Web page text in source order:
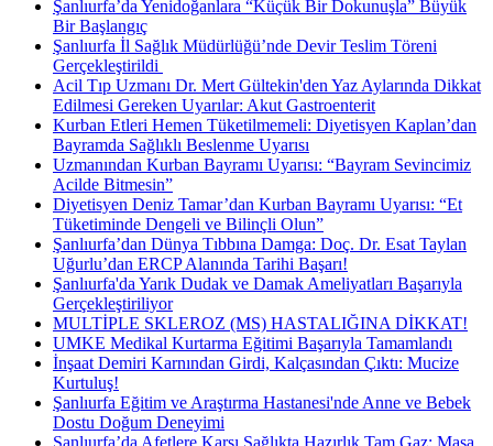
Şanlıurfa’da Yenidoğanlara “Küçük Bir Dokunuşla” Büyük
Bir Başlangıç
Şanlıurfa İl Sağlık Müdürlüğü’nde Devir Teslim Töreni
Gerçekleştirildi ​
Acil Tıp Uzmanı Dr. Mert Gültekin'den Yaz Aylarında Dikkat
Edilmesi Gereken Uyarılar: Akut Gastroenterit
Kurban Etleri Hemen Tüketilmemeli: Diyetisyen Kaplan’dan
Bayramda Sağlıklı Beslenme Uyarısı
Uzmanından Kurban Bayramı Uyarısı: “Bayram Sevincimiz
Acilde Bitmesin”
Diyetisyen Deniz Tamar’dan Kurban Bayramı Uyarısı: “Et
Tüketiminde Dengeli ve Bilinçli Olun”
Şanlıurfa’dan Dünya Tıbbına Damga: Doç. Dr. Esat Taylan
Uğurlu’dan ERCP Alanında Tarihi Başarı!
Şanlıurfa'da Yarık Dudak ve Damak Ameliyatları Başarıyla
Gerçekleştiriliyor
MULTİPLE SKLEROZ (MS) HASTALIĞINA DİKKAT!
UMKE Medikal Kurtarma Eğitimi Başarıyla Tamamlandı
İnşaat Demiri Karnından Girdi, Kalçasından Çıktı: Mucize
Kurtuluş!
Şanlıurfa Eğitim ve Araştırma Hastanesi'nde Anne ve Bebek
Dostu Doğum Deneyimi
Şanlıurfa’da Afetlere Karşı Sağlıkta Hazırlık Tam Gaz: Masa